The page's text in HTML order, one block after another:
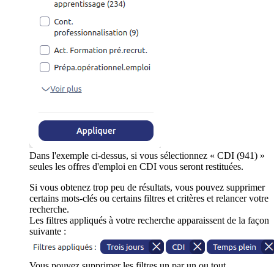
Dans l'exemple ci-dessus, si vous sélectionnez « CDI (941) »
seules les offres d'emploi en CDI vous seront restituées.
Si vous obtenez trop peu de résultats, vous pouvez supprimer
certains mots-clés ou certains filtres et critères et relancer votre
recherche.
Les filtres appliqués à votre recherche apparaissent de la façon
suivante :